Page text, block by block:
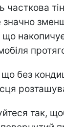
часткова
значно
що
що без
так,